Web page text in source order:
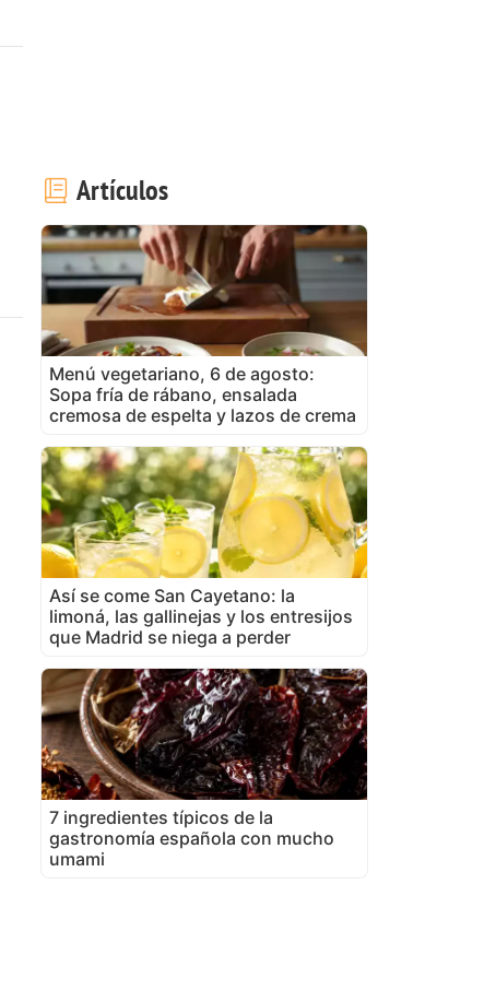
Artículos
Menú vegetariano, 6 de agosto:
Sopa fría de rábano, ensalada
cremosa de espelta y lazos de crema
Así se come San Cayetano: la
limoná, las gallinejas y los entresijos
que Madrid se niega a perder
7 ingredientes típicos de la
gastronomía española con mucho
umami